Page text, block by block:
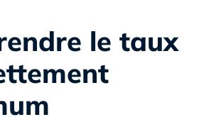
le taux